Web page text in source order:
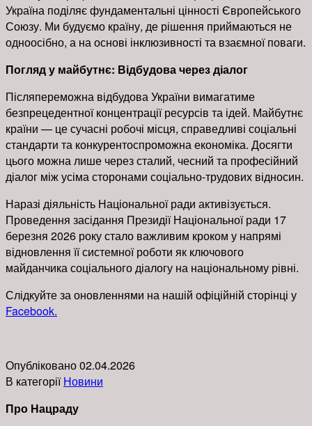
Україна поділяє фундаментальні цінності Європейського
Союзу. Ми будуємо країну, де рішення приймаються не
одноосібно, а на основі інклюзивності та взаємної поваги.
Погляд у майбутнє: Відбудова через діалог
Післяпереможна відбудова України вимагатиме
безпрецедентної концентрації ресурсів та ідей. Майбутнє
країни — це сучасні робочі місця, справедливі соціальні
стандарти та конкурентоспроможна економіка. Досягти
цього можна лише через сталий, чесний та професійний
діалог між усіма сторонами соціально-трудових відносин.
Наразі діяльність Національної ради активізується.
Проведення засідання Президії Національної ради 17
березня 2026 року стало важливим кроком у напрямі
відновлення її системної роботи як ключового
майданчика соціального діалогу на національному рівні.
Слідкуйте за оновленнями на нашій офіційній сторінці у
Facebook.
Опубліковано02.04.2026
В категоріїНовини
Про Нацраду